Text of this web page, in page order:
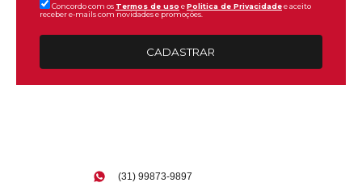
Concordo com os Termos de uso ePolitica de Privacidadee aceito
receber e-mails com novidades e promoções.
CADASTRAR
(31) 99873-9897